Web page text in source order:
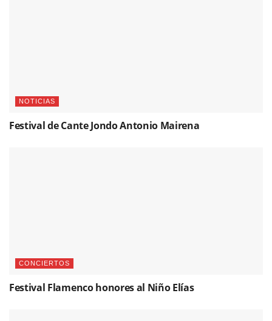
NOTICIAS
Festival de Cante Jondo Antonio Mairena
CONCIERTOS
Festival Flamenco honores al Niño Elías